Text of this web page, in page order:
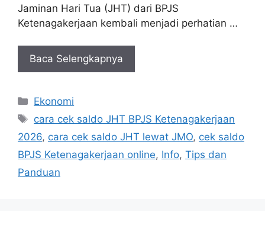
Jaminan Hari Tua (JHT) dari BPJS
Ketenagakerjaan kembali menjadi perhatian …
Baca Selengkapnya
Kategori
Ekonomi
Tag
cara cek saldo JHT BPJS Ketenagakerjaan
2026, cara cek saldo JHT lewat JMO, cek saldo
BPJS Ketenagakerjaan online, Info, Tips dan
Panduan